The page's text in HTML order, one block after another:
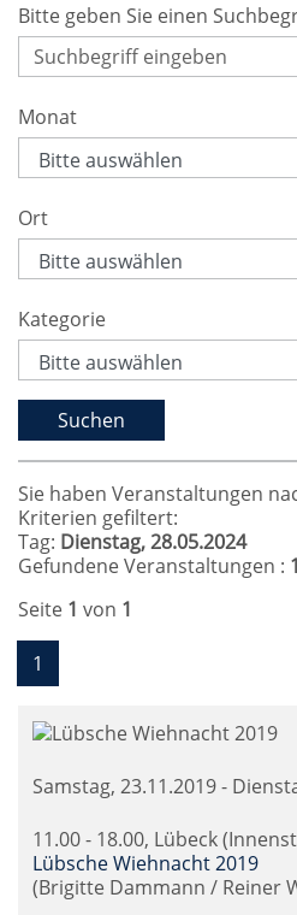
Bitte geben Sie einen
Monat
Ort
Kategorie
Sie haben Veranstaltungen
Kriterien gefiltert:
Tag: Dienstag, 28.05.2024
Gefundene Veranstaltungen : 1
Seite 1 von 1
1
Samstag, 23.11.2019 -
11.00 - 18.00, Lübeck
Lübsche Wiehnacht 2019
(Brigitte Dammann / Reiner